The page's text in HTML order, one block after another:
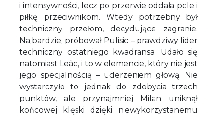
i intensywności, lecz po przerwie oddała pole i
piłkę przeciwnikom. Wtedy potrzebny był
techniczny przełom, decydujące zagranie.
Najbardziej próbował Pulisic – prawdziwy lider
techniczny ostatniego kwadransa. Udało się
natomiast Leão, i to w elemencie, który nie jest
jego specjalnością – uderzeniem głową. Nie
wystarczyło to jednak do zdobycia trzech
punktów, ale przynajmniej Milan uniknął
końcowej klęski dzięki niewykorzystanemu